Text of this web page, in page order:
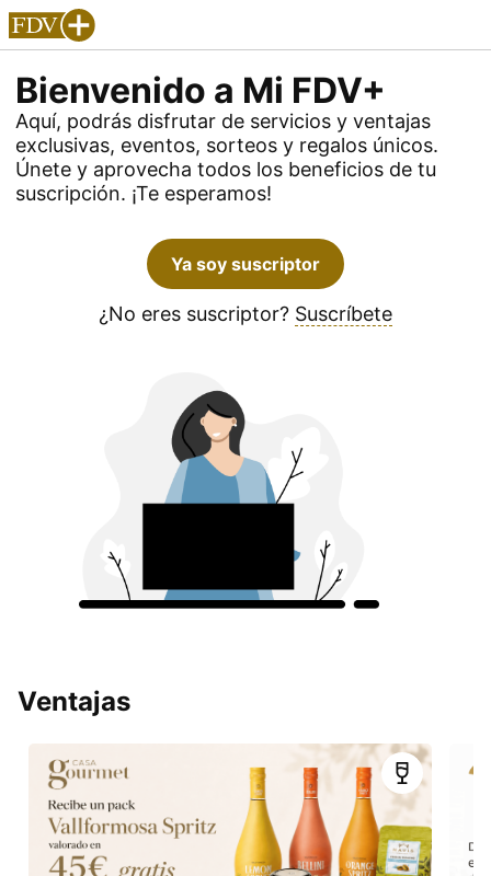
Bienvenido a Mi FDV+
Aquí, podrás disfrutar de servicios y ventajas
exclusivas, eventos, sorteos y regalos únicos.
Únete y aprovecha todos los beneficios de tu
suscripción. ¡Te esperamos!
Ya soy suscriptor
¿No eres suscriptor? Suscríbete
Ventajas